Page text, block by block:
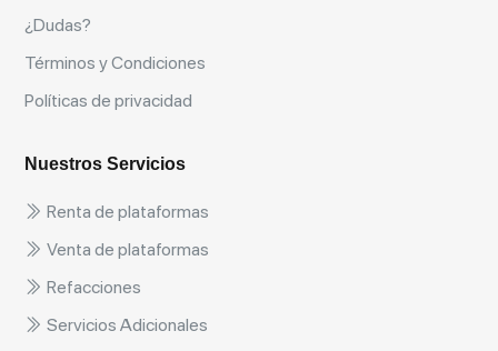
¿Dudas?
Términos y Condiciones
Políticas de privacidad
Nuestros Servicios
Renta de plataformas
Venta de plataformas
Refacciones
Servicios Adicionales